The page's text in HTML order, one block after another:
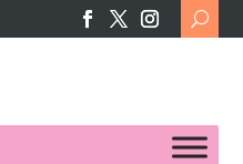
Search
for: